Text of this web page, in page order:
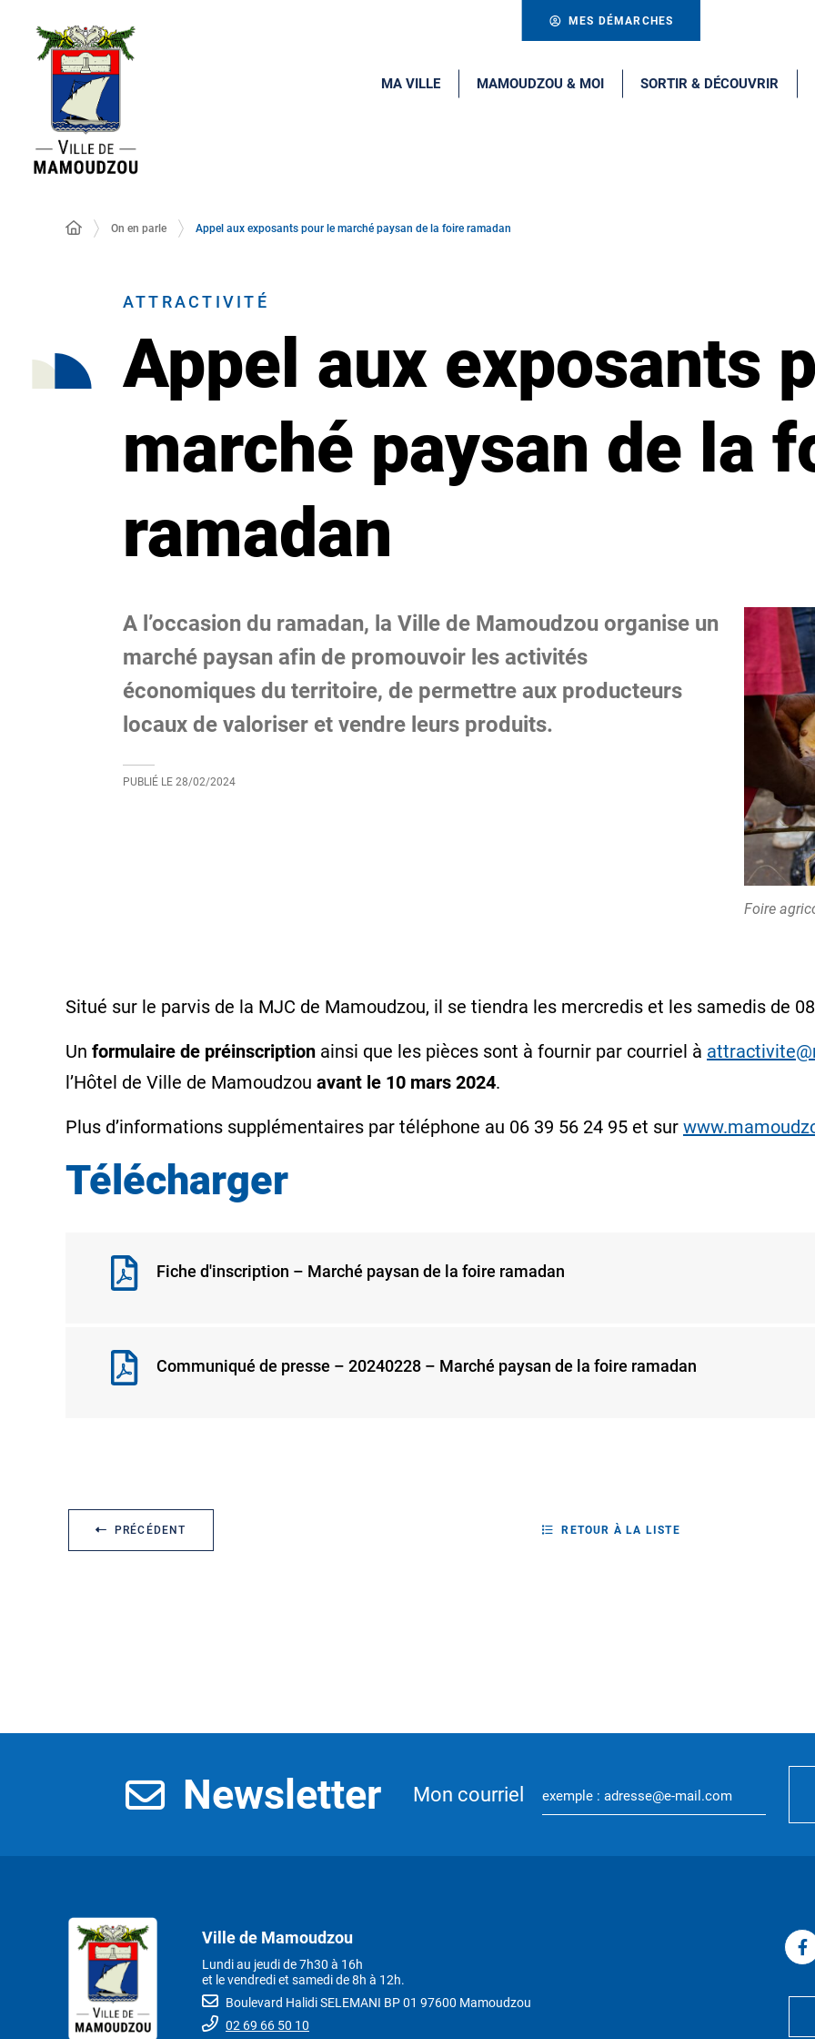
MES DÉMARCHES
MA VILLE MAMOUDZOU & MOI SORTIR & DÉCOUVRIR
On en parle Appel aux exposants pour le marché paysan de la foire ramadan
ATTRACTIVITÉ
Appel aux exposants
marché paysan de la
ramadan
A l’occasion du ramadan, la Ville de Mamoudzou organise un
marché paysan afin de promouvoir les activités
économiques du territoire, de permettre aux producteurs
locaux de valoriser et vendre leurs produits.
PUBLIÉ LE 28/02/2024
Foire
Situé sur le parvis de la MJC de Mamoudzou, il se tiendra les mercredis et les samedis de
Un formulaire de préinscription ainsi que les pièces sont à fournir par courriel à
l’Hôtel de Ville de Mamoudzou avant le 10 mars 2024.
Plus d’informations supplémentaires par téléphone au 06 39 56 24 95 et sur
Télécharger
Fiche d'inscription – Marché paysan de la foire ramadan
Communiqué de presse – 20240228 – Marché paysan de la foire ramadan
PRÉCÉDENT RETOUR À LA LISTE
Newsletter Mon courriel
Ville de Mamoudzou
Lundi au jeudi de 7h30 à 16h
et le vendredi et samedi de 8h à 12h.
Boulevard Halidi SELEMANI BP 01 97600 Mamoudzou
02 69 66 50 10